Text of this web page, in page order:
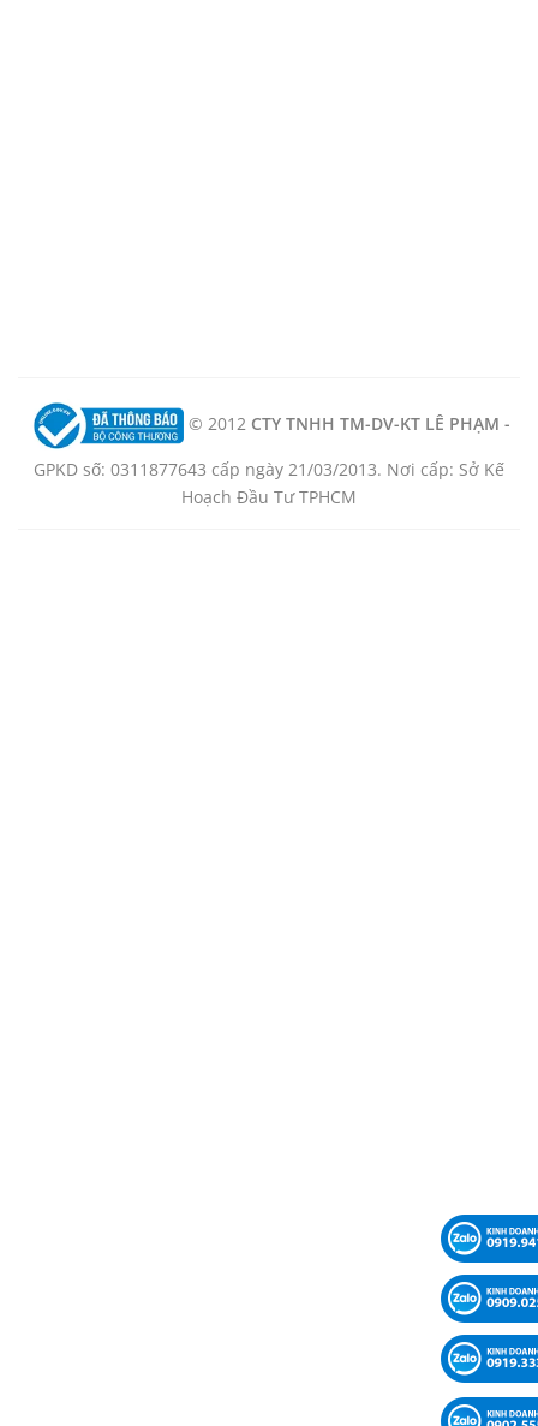
© 2012 CTY TNHH TM-DV-KT LÊ PHẠM -
GPKD số: 0311877643 cấp ngày 21/03/2013. Nơi cấp: Sở Kế
Hoạch Đầu Tư TPHCM